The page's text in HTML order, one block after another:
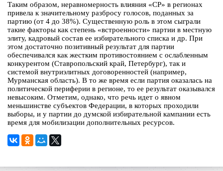
Таким образом, неравномерность влияния «СР» в регионах
привела к значительному разбросу голосов, поданных за
партию (от 4 до 38%). Существенную роль в этом сыграли
такие факторы как степень «встроенности» партии в местную
элиту, кадровый состав ее избирательного списка и др. При
этом достаточно позитивный результат для партии
обеспечивался как жестким противостоянием с ослабленным
конкурентом (Ставропольский край, Петербург), так и
системой внутриэлитных договоренностей (например,
Мурманская область). В то же время если партия оказалась на
политической периферии в регионе, то ее результат оказывался
невысоким. Отметим, однако, что речь идет о явном
меньшинстве субъектов Федерации, в которых проходили
выборы, и у партии до думской избирательной кампании есть
время для мобилизации дополнительных ресурсов.